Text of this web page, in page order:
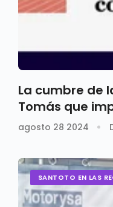
La cumbre de
Tomás que
empresarios
agosto 28 2024
SANTOTO EN LAS